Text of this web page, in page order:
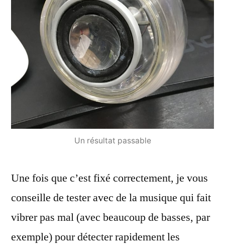
Un résultat passable
Une fois que c’est fixé correctement, je vous
conseille de tester avec de la musique qui fait
vibrer pas mal (avec beaucoup de basses, par
exemple) pour détecter rapidement les